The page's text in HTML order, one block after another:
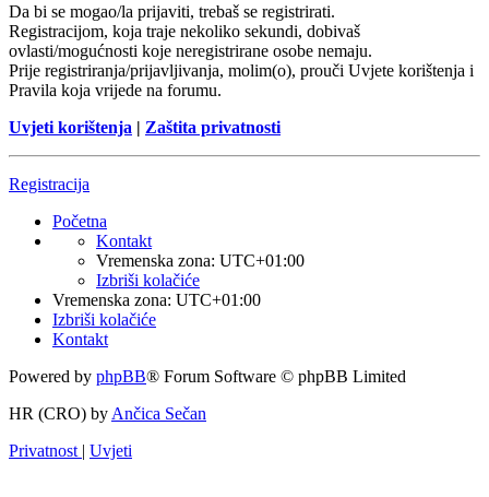
Da bi se mogao/la prijaviti, trebaš se registrirati.
Registracijom, koja traje nekoliko sekundi, dobivaš
ovlasti/mogućnosti koje neregistrirane osobe nemaju.
Prije registriranja/prijavljivanja, molim(o), prouči Uvjete korištenja i
Pravila koja vrijede na forumu.
Uvjeti korištenja | Zaštita privatnosti
Registracija
Početna
Kontakt
Vremenska zona: UTC+01:00
Izbriši kolačiće
Vremenska zona: UTC+01:00
Izbriši kolačiće
Kontakt
Powered by phpBB® Forum Software © phpBB Limited
HR (CRO) by Ančica Sečan
Privatnost | Uvjeti